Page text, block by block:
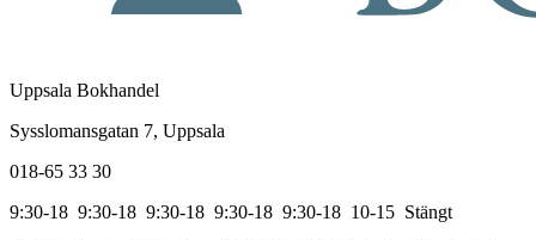
Uppsala Bokhandel
Sysslomansgatan 7, Uppsala
018-65 33 30
9:30-18 9:30-18 9:30-18 9:30-18 9:30-18 10-15 Stängt